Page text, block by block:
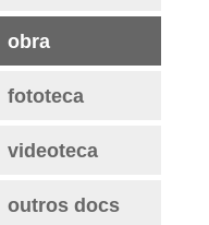
obra
fototeca
videoteca
outros docs